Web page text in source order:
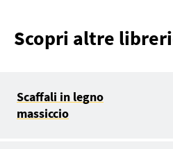
Scopri altre
Scaffali in legno
massiccio